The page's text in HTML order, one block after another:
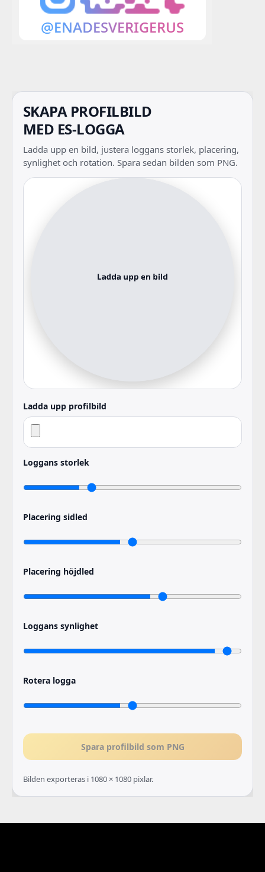
SKAPA PROFILBILD
MED ES-LOGGA
Ladda upp en bild, justera loggans storlek, placering,
synlighet och rotation. Spara sedan bilden som PNG.
Ladda upp profilbild
Loggans storlek
Placering sidled
Placering höjdled
Loggans synlighet
Rotera logga
Spara profilbild som PNG
Bilden exporteras i 1080 × 1080 pixlar.